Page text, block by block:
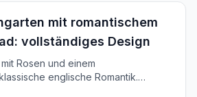
mit romantischem
vollständiges Design
Rosen und einem
englische Romantik.
Rosen zu wählen sind und wie Sie